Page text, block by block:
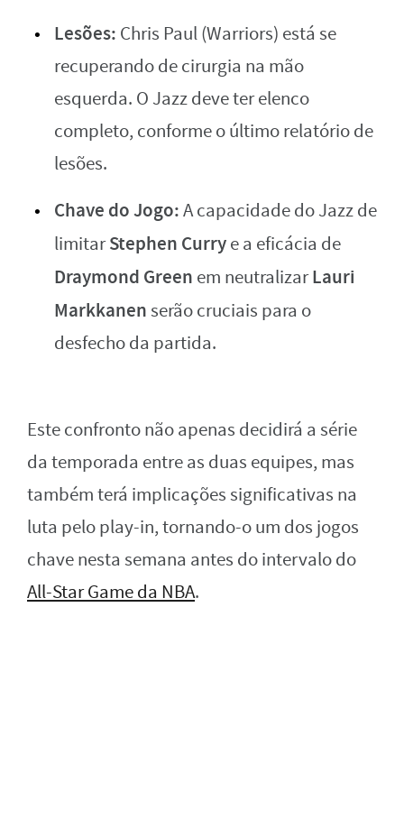
Lesões: Chris Paul (Warriors) está se
recuperando de cirurgia na mão
esquerda. O Jazz deve ter elenco
completo, conforme o último relatório de
lesões.
Chave do Jogo:A capacidade do Jazz de
limitarStephen Currye a eficácia de
Draymond Green em neutralizarLauri
Markkanenserão cruciais para o
desfecho da partida.
Este confronto não apenas decidirá a série
da temporada entre as duas equipes, mas
também terá implicações significativas na
luta pelo play-in, tornando-o um dos jogos
chave nesta semana antes do intervalo do
All-Star Game da NBA.